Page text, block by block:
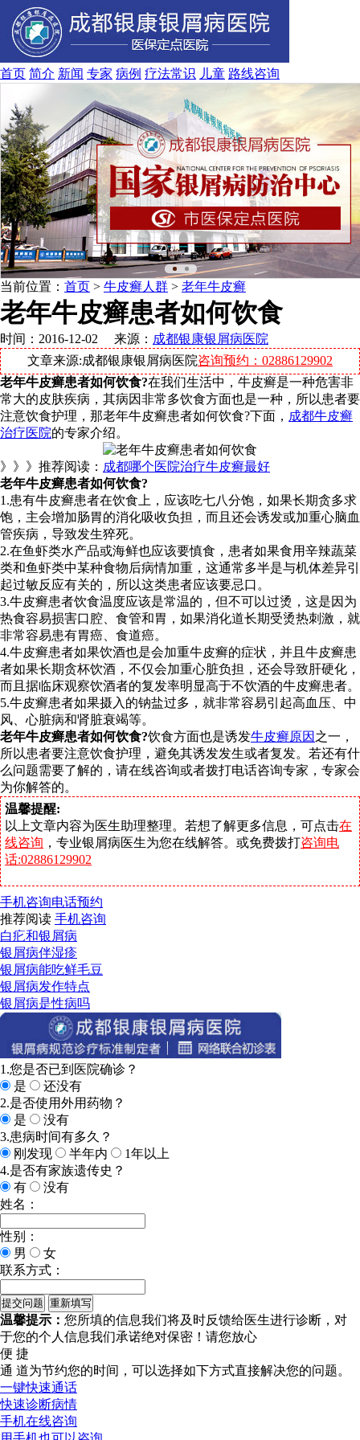
首页 简介 新闻 专家 病例 疗法常识 儿童 路线咨询
当前位置： 首页 > 牛皮癣人群 > 老年牛皮癣
老年牛皮癣患者如何饮食
时间：2016-12-02 来源： 成都银康银屑病医院
文章来源:成都银康银屑病医院咨询预约：02886129902
老年牛皮癣患者如何饮食?在我们生活中，牛皮癣是一种危害非
常大的皮肤疾病，其病因非常多饮食方面也是一种，所以患者要
注意饮食护理，那老年牛皮癣患者如何饮食?下面， 成都牛皮癣
治疗医院的专家介绍。
》》》推荐阅读： 成都哪个医院治疗牛皮癣最好
老年牛皮癣患者如何饮食?
1.患有牛皮癣患者在饮食上，应该吃七八分饱，如果长期贪多求
饱，主会增加肠胃的消化吸收负担，而且还会诱发或加重心脑血
管疾病，导致发生猝死。
2.在鱼虾类水产品或海鲜也应该要慎食，患者如果食用辛辣蔬菜
类和鱼虾类中某种食物后病情加重，这通常多半是与机体差异引
起过敏反应有关的，所以这类患者应该要忌口。
3.牛皮癣患者饮食温度应该是常温的，但不可以过烫，这是因为
热食容易损害口腔、食管和胃，如果消化道长期受烫热刺激，就
非常容易患有胃癌、食道癌。
4.牛皮癣患者如果饮酒也是会加重牛皮癣的症状，并且牛皮癣患
者如果长期贪杯饮酒，不仅会加重心脏负担，还会导致肝硬化，
而且据临床观察饮酒者的复发率明显高于不饮酒的牛皮癣患者。
5.牛皮癣患者如果摄入的钠盐过多，就非常容易引起高血压、中
风、心脏病和肾脏衰竭等。
老年牛皮癣患者如何饮食?饮食方面也是诱发牛皮癣原因 之一，
所以患者要注意饮食护理，避免其诱发发生或者复发。若还有什
么问题需要了解的，请在线咨询或者拨打电话咨询专家，专家会
为你解答的。
温馨提醒:
以上文章内容为医生助理整理。若想了解更多信息，可点击在
线咨询 ，专业银屑病医生为您在线解答。或免费拨打咨询电
话:02886129902
手机咨询电话预约
推荐阅读 手机咨询
白疕和银屑病
银屑病伴湿疹
银屑病能吃鲜毛豆
银屑病发作特点
银屑病是性病吗
1.您是否已到医院确诊？
是
还没有
2.是否使用外用药物？
是
没有
3.患病时间有多久？
刚发现
半年内
1年以上
4.是否有家族遗传史？
有
没有
姓名：
性别：
男
女
联系方式：
温馨提示： 您所填的信息我们将及时反馈给医生进行诊断，对
于您的个人信息我们承诺绝对保密！请您放心
便 捷
通 道为节约您的时间，可以选择如下方式直接解决您的问题。
一键快速通话
快速诊断病情
手机在线咨询